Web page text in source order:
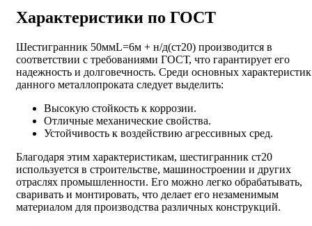
Характеристики по ГОСТ
Шестигранник 50ммL=6м + н/д(ст20) производится в
соответствии с требованиями ГОСТ, что гарантирует его
надежность и долговечность. Среди основных характеристик
данного металлопроката следует выделить:
Высокую стойкость к коррозии.
Отличные механические свойства.
Устойчивость к воздействию агрессивных сред.
Благодаря этим характеристикам, шестигранник ст20
используется в строительстве, машиностроении и других
отраслях промышленности. Его можно легко обрабатывать,
сваривать и монтировать, что делает его незаменимым
материалом для производства различных конструкций.